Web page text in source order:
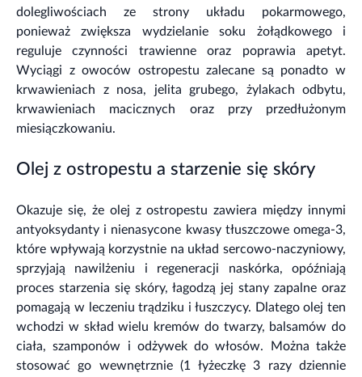
dolegliwościach ze strony układu pokarmowego,
ponieważ zwiększa wydzielanie soku żołądkowego i
reguluje czynności trawienne oraz poprawia apetyt.
Wyciągi z owoców ostropestu zalecane są ponadto w
krwawieniach z nosa, jelita grubego, żylakach odbytu,
krwawieniach macicznych oraz przy przedłużonym
miesiączkowaniu.
Olej z ostropestu a starzenie się skóry
Okazuje się, że olej z ostropestu zawiera między innymi
antyoksydanty i nienasycone kwasy tłuszczowe omega-3,
które wpływają korzystnie na układ sercowo-naczyniowy,
sprzyjają nawilżeniu i regeneracji naskórka, opóźniają
proces starzenia się skóry, łagodzą jej stany zapalne oraz
pomagają w leczeniu trądziku i łuszczycy. Dlatego olej ten
wchodzi w skład wielu kremów do twarzy, balsamów do
ciała, szamponów i odżywek do włosów. Można także
stosować go wewnętrznie (1 łyżeczkę 3 razy dziennie